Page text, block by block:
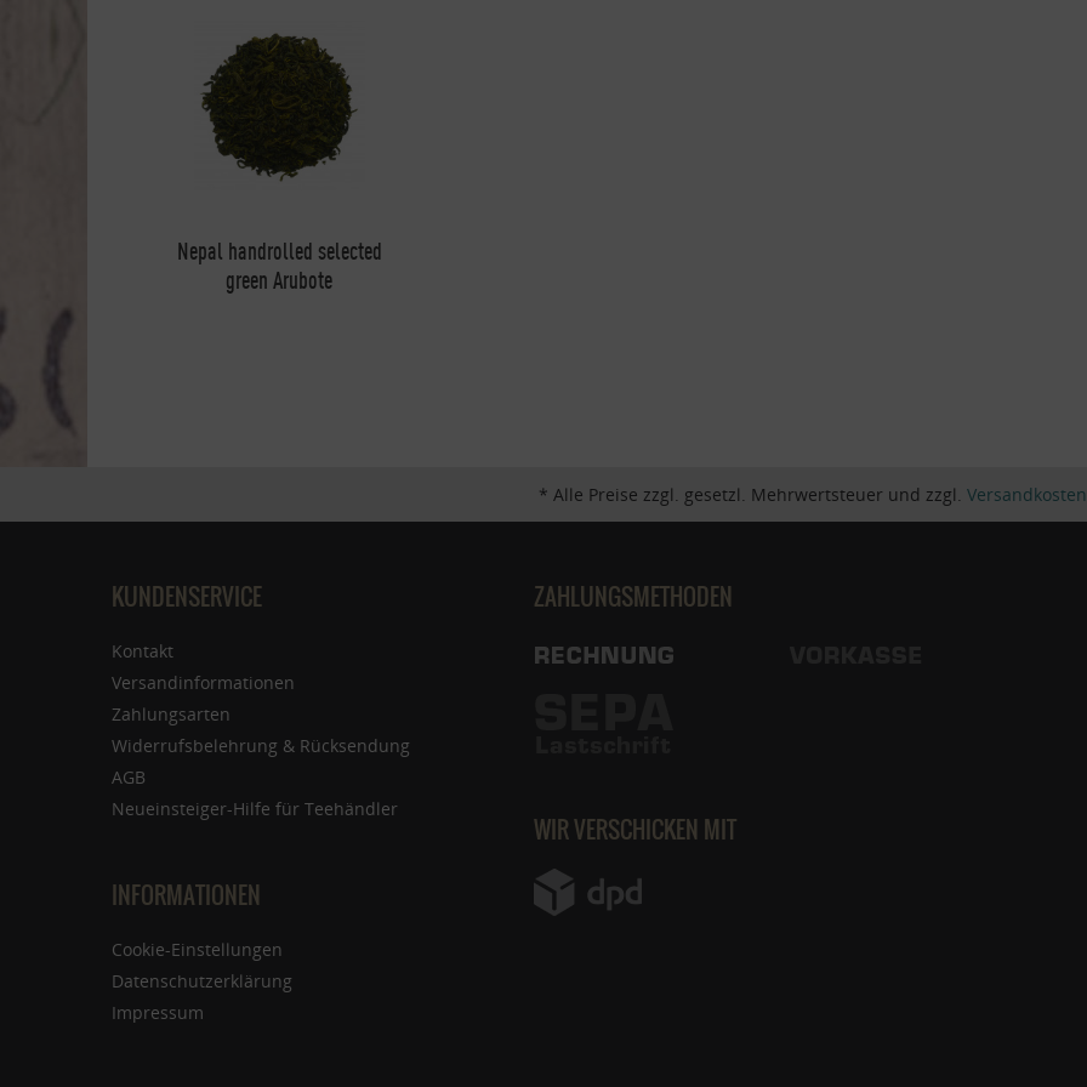
Nepal handrolled selected
green Arubote
* Alle Preise zzgl. gesetzl. Mehrwertsteuer und zzgl. Versandkosten
KUNDENSERVICE
Kontakt
Versandinformationen
Zahlungsarten
Widerrufsbelehrung & Rücksendung
AGB
Neueinsteiger-Hilfe für Teehändler
INFORMATIONEN
Cookie-Einstellungen
Datenschutzerklärung
Impressum
ZAHLUNGSMETHODEN
WIR VERSCHICKEN MIT